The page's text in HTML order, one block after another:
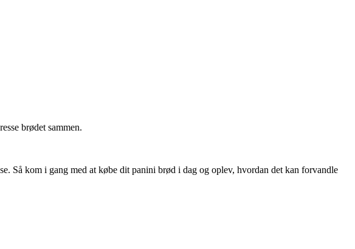
brødet sammen.
Så kom i gang med at købe dit panini brød i dag og oplev, hvordan det kan forvandle